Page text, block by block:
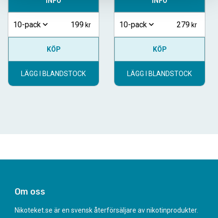
10-pack 199
KÖP
LÄGG I BLANDSTOCK
10-pack 279
KÖP
LÄGG I BLANDSTOCK
Om oss
Nikoteket.se är en svensk återförsäljare av nikotinprodukter.